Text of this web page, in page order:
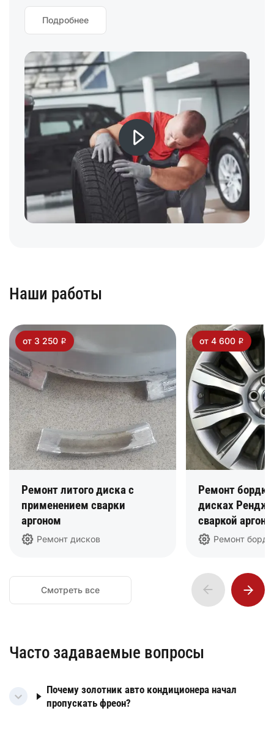
Подробнее
Наши работы
от 3 250 i
Ремонт литого диска с
применением сварки
аргоном
Ремонт дисков
от 4 600 i
Ремонт
дисках Рендж
сваркой
Ремонт
Смотреть все
Часто задаваемые вопросы
Почему золотник авто кондиционера начал
пропускать фреон?